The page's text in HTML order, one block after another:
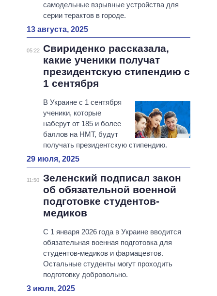
самодельные взрывные устройства для
серии терактов в городе.
13 августа, 2025
05:22 Свириденко рассказала,
какие ученики получат
президентскую стипендию с
1 сентября
В Украине с 1 сентября
ученики, которые
наберут от 185 и более
баллов на НМТ, будут
получать президентскую стипендию.
29 июля, 2025
11:50
Зеленский подписал закон
об обязательной военной
подготовке студентов-
медиков
С 1 января 2026 года в Украине вводится
обязательная военная подготовка для
студентов-медиков и фармацевтов.
Остальные студенты могут проходить
подготовку добровольно.
3 июля, 2025